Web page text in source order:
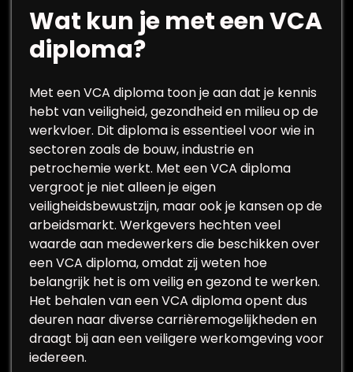
Wat kun je met een VCA
diploma?
Met een VCA diploma toon je aan dat je kennis
hebt van veiligheid, gezondheid en milieu op de
werkvloer. Dit diploma is essentieel voor wie in
sectoren zoals de bouw, industrie en
petrochemie werkt. Met een VCA diploma
vergroot je niet alleen je eigen
veiligheidsbewustzijn, maar ook je kansen op de
arbeidsmarkt. Werkgevers hechten veel
waarde aan medewerkers die beschikken over
een VCA diploma, omdat zij weten hoe
belangrijk het is om veilig en gezond te werken.
Het behalen van een VCA diploma opent dus
deuren naar diverse carrièremogelijkheden en
draagt bij aan een veiligere werkomgeving voor
iedereen.